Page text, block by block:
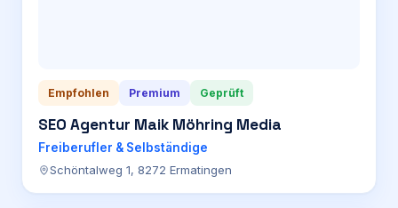
Empfohlen Premium Geprüft
SEO Agentur Maik Möhring Media
Freiberufler & Selbständige
Schöntalweg 1, 8272 Ermatingen